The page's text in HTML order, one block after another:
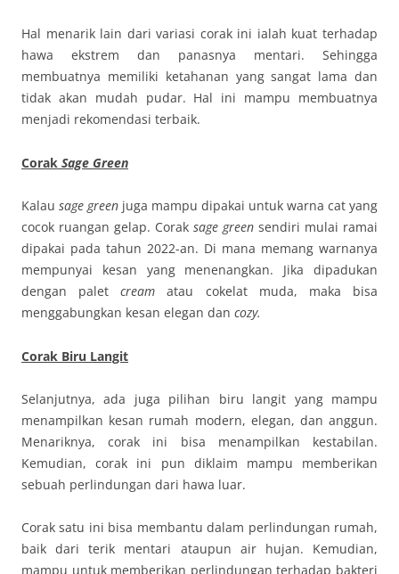
Hal menarik lain dari variasi corak ini ialah kuat terhadap
hawa ekstrem dan panasnya mentari. Sehingga
membuatnya memiliki ketahanan yang sangat lama dan
tidak akan mudah pudar. Hal ini mampu membuatnya
menjadi rekomendasi terbaik.
Corak Sage Green
Kalau sage green juga mampu dipakai untuk warna cat yang
cocok ruangan gelap. Corak sage green sendiri mulai ramai
dipakai pada tahun 2022-an. Di mana memang warnanya
mempunyai kesan yang menenangkan. Jika dipadukan
dengan paletcreamatau cokelat muda, maka bisa
menggabungkan kesan elegan dan cozy.
Corak Biru Langit
Selanjutnya, ada juga pilihan biru langit yang mampu
menampilkan kesan rumah modern, elegan, dan anggun.
Menariknya, corak ini bisa menampilkan kestabilan.
Kemudian, corak ini pun diklaim mampu memberikan
sebuah perlindungan dari hawa luar.
Corak satu ini bisa membantu dalam perlindungan rumah,
baik dari terik mentari ataupun air hujan. Kemudian,
mampu untuk memberikan perlindungan terhadap bakteri